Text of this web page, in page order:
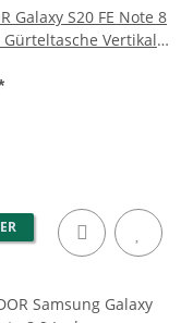
Galaxy S20 FE Note 8
Vertikal
Universal